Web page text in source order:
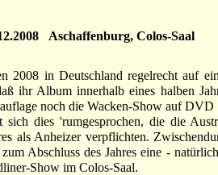
Aschaffenburg, Colos-Saal
2008 in Deutschland regelrecht auf
ihr Album innerhalb eines halben
noch die Wacken-Show auf DVD
dies 'rumgesprochen, die die
als Anheizer verpflichten.
Abschluss des Jahres eine -
Show im Colos-Saal.